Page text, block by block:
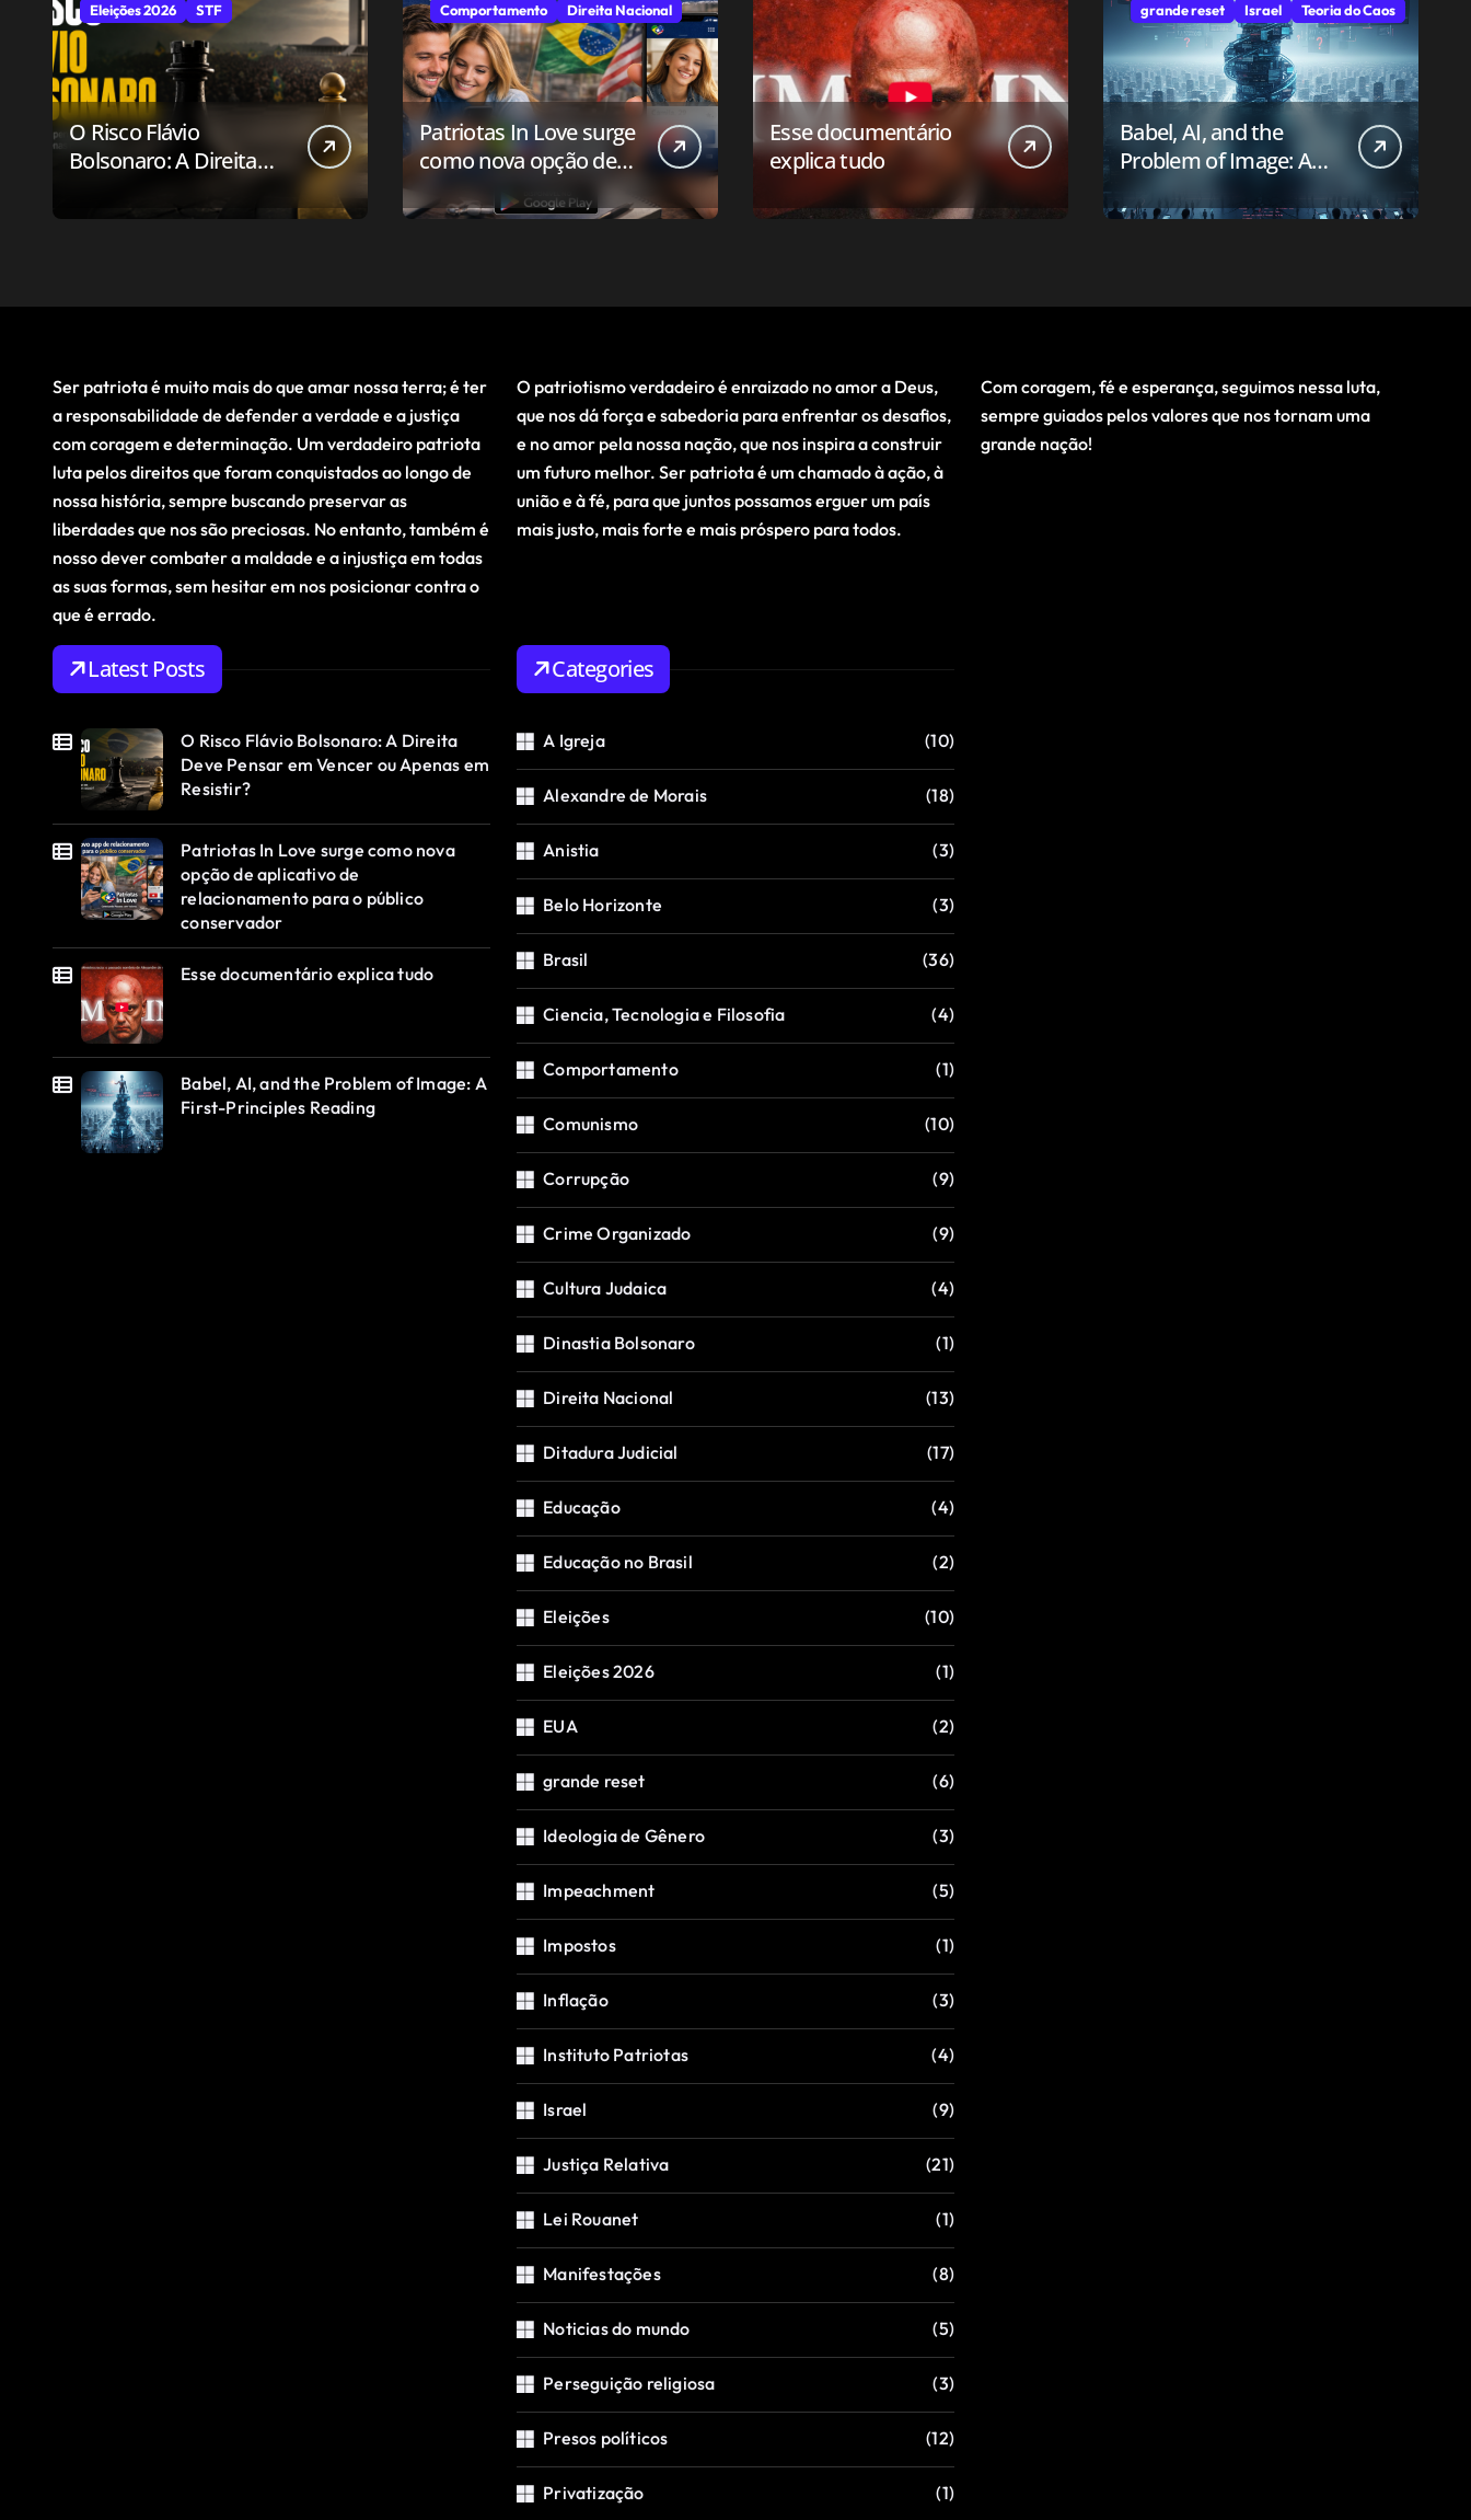
Eleições 2026
STF
O Risco Flávio
Bolsonaro: A Direita
Vencer ou Apenas em
Comportamento
Direita Nacional
Patriotas In Love surge
como nova opção de
aplicativo de
relacionamento para o
Esse documentário
explica tudo
grande reset
Israel Teoria do Caos
Babel, AI, and the
Problem of Image: A
Ser patriota é muito mais do que amar nossa terra; é ter
a responsabilidade de defender a verdade e a justiça
com coragem e determinação. Um verdadeiro patriota
luta pelos direitos que foram conquistados ao longo de
nossa história, sempre buscando preservar as
liberdades que nos são preciosas. No entanto, também é
nosso dever combater a maldade e a injustiça em todas
as suas formas, sem hesitar em nos posicionar contra o
que é errado.
O patriotismo verdadeiro é enraizado no amor a Deus,
que nos dá força e sabedoria para enfrentar os desafios,
e no amor pela nossa nação, que nos inspira a construir
um futuro melhor. Ser patriota é um chamado à ação, à
união e à fé, para que juntos possamos erguer um país
mais justo, mais forte e mais próspero para todos.
Com coragem, fé e esperança, seguimos nessa luta,
sempre guiados pelos valores que nos tornam uma
grande nação!
Latest Posts
O Risco Flávio Bolsonaro: A Direita
Deve Pensar em Vencer ou Apenas em
Resistir?
Patriotas In Love surge como nova
opção de aplicativo de
relacionamento para o público
conservador
Esse documentário explica tudo
Babel, AI, and the Problem of Image: A
First-Principles Reading
Categories
A Igreja (10)
Alexandre de Morais (18)
Anistia (3)
Belo Horizonte (3)
Brasil (36)
Ciencia, Tecnologia e Filosofia (4)
Comportamento (1)
Comunismo (10)
Corrupção (9)
Crime Organizado (9)
Cultura Judaica (4)
Dinastia Bolsonaro (1)
Direita Nacional (13)
Ditadura Judicial (17)
Educação (4)
Educação no Brasil (2)
Eleições (10)
Eleições 2026 (1)
EUA (2)
grande reset (6)
Ideologia de Gênero (3)
Impeachment (5)
Impostos (1)
Inflação (3)
Instituto Patriotas (4)
Israel (9)
Justiça Relativa (21)
Lei Rouanet (1)
Manifestações (8)
Noticias do mundo (5)
Perseguição religiosa (3)
Presos políticos (12)
Privatização (1)